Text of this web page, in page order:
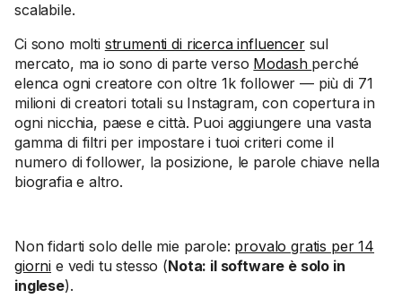
scalabile.
Ci sono molti strumenti di ricerca influencersul
mercato, ma io sono di parte verso Modash perché
elenca ogni creatore con oltre 1k follower — più di 71
milioni di creatori totali su Instagram, con copertura in
ogni nicchia, paese e città. Puoi aggiungere una vasta
gamma di filtri per impostare i tuoi criteri come il
numero di follower, la posizione, le parole chiave nella
biografia e altro.
Non fidarti solo delle mie parole: provalo gratis per 14
giorni e vedi tu stesso (Nota: il software è solo in
inglese).